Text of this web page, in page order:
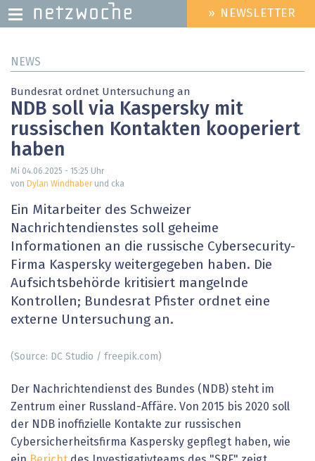
zum
HEADER
MENU
» NEWSLETTER
NEWS
Bundesrat ordnet Untersuchung an
NDB soll via Kaspersky mit
russischen Kontakten kooperiert
haben
Mi 04.06.2025 - 15:25 Uhr
von Dylan Windhaberund cka
Ein Mitarbeiter des Schweizer
Nachrichtendienstes soll geheime
Informationen an die russische Cybersecurity-
Firma Kaspersky weitergegeben haben. Die
Aufsichtsbehörde kritisiert mangelnde
Kontrollen; Bundesrat Pfister ordnet eine
externe Untersuchung an.
(Source: DC Studio / freepik.com)
Der Nachrichtendienst des Bundes (NDB) steht im
Zentrum einer Russland-Affäre. Von 2015 bis 2020 soll
der NDB inoffizielle Kontakte zur russischen
Cybersicherheitsfirma Kaspersky gepflegt haben, wie